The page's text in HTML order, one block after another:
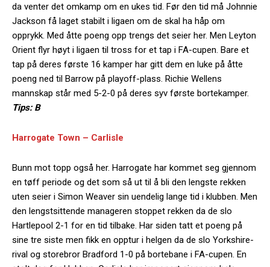
da venter det omkamp om en ukes tid. Før den tid må Johnnie
Jackson få laget stabilt i ligaen om de skal ha håp om
opprykk. Med åtte poeng opp trengs det seier her. Men Leyton
Orient flyr høyt i ligaen til tross for et tap i FA-cupen. Bare et
tap på deres første 16 kamper har gitt dem en luke på åtte
poeng ned til Barrow på playoff-plass. Richie Wellens
mannskap står med 5-2-0 på deres syv første bortekamper.
Tips: B
Harrogate Town – Carlisle
Bunn mot topp også her. Harrogate har kommet seg gjennom
en tøff periode og det som så ut til å bli den lengste rekken
uten seier i Simon Weaver sin uendelig lange tid i klubben. Men
den lengstsittende manageren stoppet rekken da de slo
Hartlepool 2-1 for en tid tilbake. Har siden tatt et poeng på
sine tre siste men fikk en opptur i helgen da de slo Yorkshire-
rival og storebror Bradford 1-0 på bortebane i FA-cupen. En